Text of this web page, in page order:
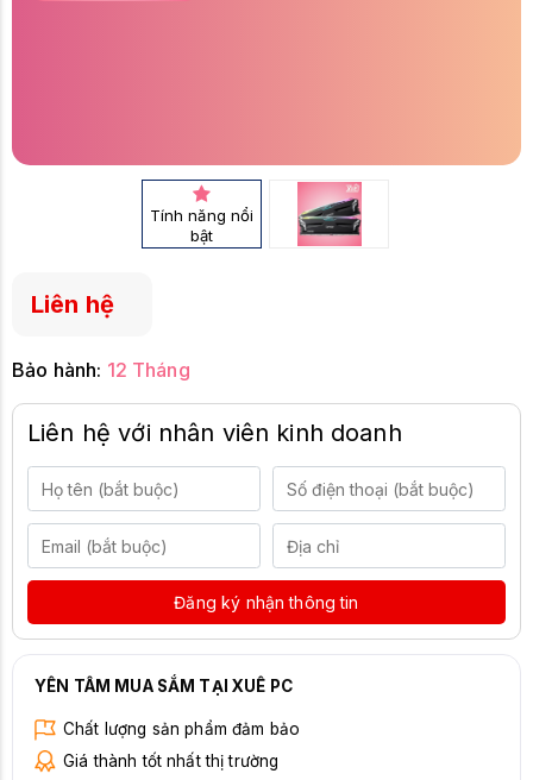
Tính năng nổi
bật
Liên hệ
Bảo hành: 12 Tháng
Liên hệ với nhân viên kinh doanh
Đăng ký nhận thông tin
YÊN TÂM MUA SẮM TẠI XUÊ PC
Chất lượng sản phẩm đảm bảo
Giá thành tốt nhất thị trường